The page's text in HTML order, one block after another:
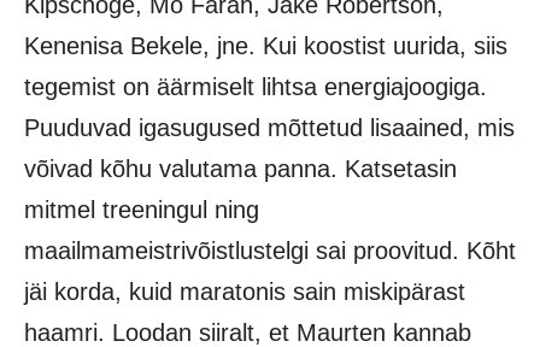
Kenenisa Bekele, jne. Kui koostist uurida, siis
tegemist on äärmiselt lihtsa energiajoogiga.
Puuduvad igasugused mõttetud lisaained, mis
võivad kõhu valutama panna. Katsetasin
mitmel treeningul ning
maailmameistrivõistlustelgi sai proovitud. Kõht
jäi korda, kuid maratonis sain miskipärast
haamri. Loodan siiralt, et Maurten kannab